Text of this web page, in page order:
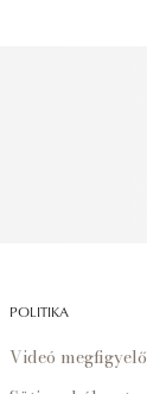
POLITIKA
Videó megfigyelő